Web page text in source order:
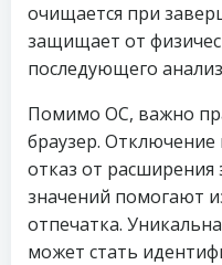
очищается при
защищает от
последующего
Помимо ОС, важно
браузер. Отключение
отказ от расширения
значений помогают
отпечатка.
может стать